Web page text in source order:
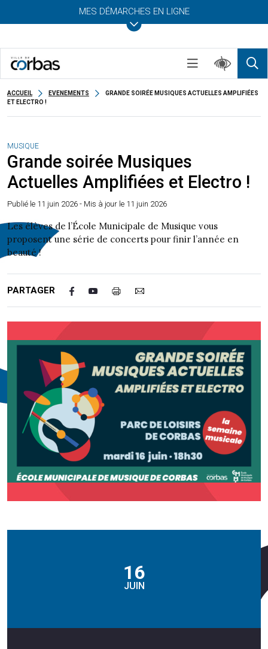
MES DÉMARCHES EN LIGNE
ACCUEIL EVENEMENTS
GRANDE SOIRÉE MUSIQUES ACTUELLES AMPLIFIÉES
ET ELECTRO !
MUSIQUE
Grande soirée Musiques
Actuelles Amplifiées et Electro !
Publié le 11 juin 2026 - Mis à jour le 11 juin 2026
Les élèves de l’École Municipale de Musique vous
proposent une série de concerts pour finir l’année en
beauté !
PARTAGER
16
JUIN